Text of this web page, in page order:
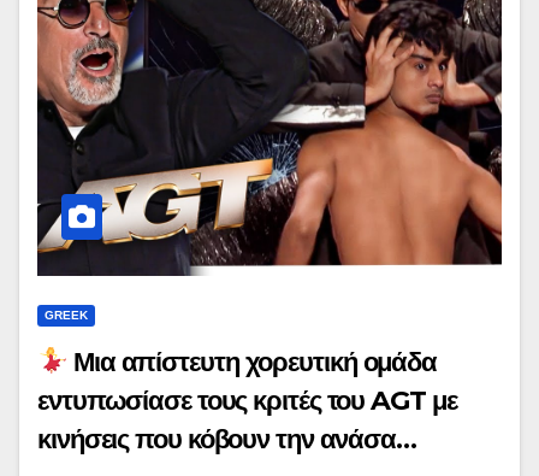
GREEK
Μια απίστευτη χορευτική ομάδα
εντυπωσίασε τους κριτές του AGT με
κινήσεις που κόβουν την ανάσα…